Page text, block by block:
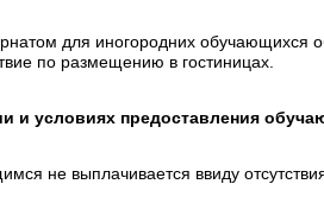
для иногородних обучающихся
по размещению в гостиницах.
и условиях предоставления
не выплачивается ввиду